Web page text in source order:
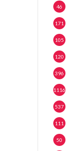
46
171
105
120
396
1116
537
111
50